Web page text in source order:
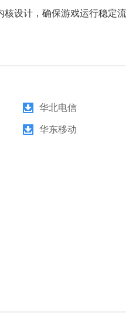
核设计，确保游戏运行稳定
华北电信
华东移动